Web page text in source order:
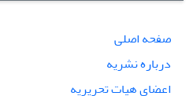
صفحه اصلی
درباره نشریه
اعضای هیات تحریریه